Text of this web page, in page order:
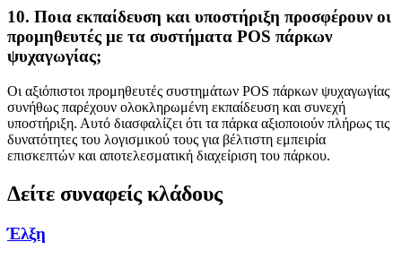
10. Ποια εκπαίδευση και υποστήριξη προσφέρουν οι
προμηθευτές με τα συστήματα POS πάρκων
ψυχαγωγίας;
Οι αξιόπιστοι προμηθευτές συστημάτων POS πάρκων ψυχαγωγίας
συνήθως παρέχουν ολοκληρωμένη εκπαίδευση και συνεχή
υποστήριξη. Αυτό διασφαλίζει ότι τα πάρκα αξιοποιούν πλήρως τις
δυνατότητες του λογισμικού τους για βέλτιστη εμπειρία
επισκεπτών και αποτελεσματική διαχείριση του πάρκου.
Δείτε συναφείς κλάδους
Έλξη